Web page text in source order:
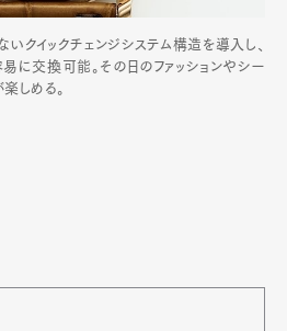
いクイックチェンジシステム構造を導入し、
に交換可能。その日のファッションやシー
しめる。